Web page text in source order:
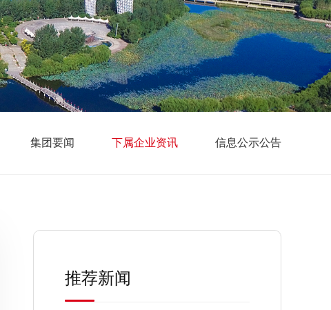
集团要闻 下属企业资讯 信息公示公告
推荐新闻